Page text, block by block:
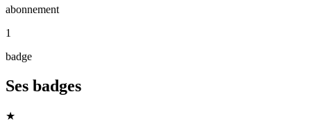
abonnement
1
badge
Ses badges
★